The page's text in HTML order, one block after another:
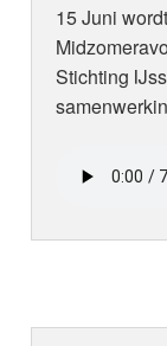
15 Juni
Stichting